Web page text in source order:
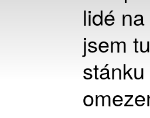
lidé
jsem